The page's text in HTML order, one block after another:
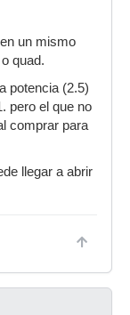
un mismo
quad.
potencia (2.5)
pero el que no
comprar para
llegar a abrir